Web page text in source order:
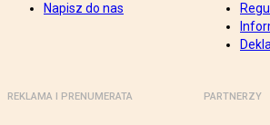
Napisz do nas
REKLAMA I PRENUMERATA PARTNERZY